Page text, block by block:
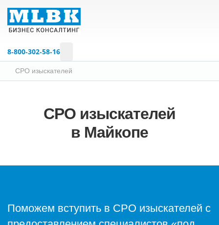
8‑800‑302‑58‑16
СРО изыскателей
СРО изыскателей
в Майкопе
Поможем вступить в СРО изыскателей с